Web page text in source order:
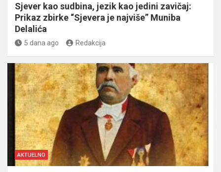
Sjever kao sudbina, jezik kao jedini zavičaj:
Prikaz zbirke “Sjevera je najviše” Muniba
Delalića
5 dana ago Redakcija
AKTUELNO